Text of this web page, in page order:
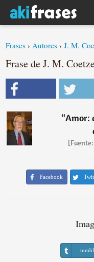
Frases ›Autores ›J. M.
Frase de J. M.
“Amor:
Facebook